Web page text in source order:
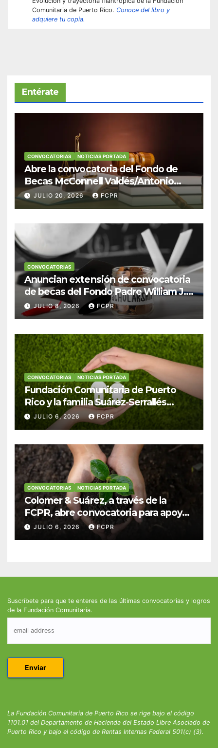
Comunitaria de Puerto Rico. Conoce del libro y
adquiere tu copia.
Entérate
CONVOCATORIAS NOTICIAS PORTADA
Abre la convocatoria del Fondo de
Becas McConnell Valdés/Antonio
Escudero Viera para estudiantes de
Derecho en Puerto Rico
JULIO 20, 2026 FCPR
CONVOCATORIAS
Anuncian extensión de convocatoria
de becas del Fondo Padre William J.
Hendricks, SJ para estudiantes del
Colegio San Ignacio
JULIO 8, 2026 FCPR
CONVOCATORIAS NOTICIAS PORTADA
Fundación Comunitaria de Puerto
Rico y la familia Suárez-Serrallés
anuncian convocatoria para
fortalecer hogares y albergues
JULIO 6, 2026 FCPR
CONVOCATORIAS NOTICIAS PORTADA
Colomer & Suárez, a través de la
FCPR, abre convocatoria para apoyar
proyectos de seguridad alimentaria
JULIO 6, 2026 FCPR
Suscríbete para que te enteres de las últimas convocatorias y logros
de la Fundación Comunitaria.
La Fundación Comunitaria de Puerto Rico se rige bajo el código
1101.01 del Departamento de Hacienda del Estado Libre Asociado de
Puerto Rico y bajo el código de Rentas Internas Federal 501(c) (3).